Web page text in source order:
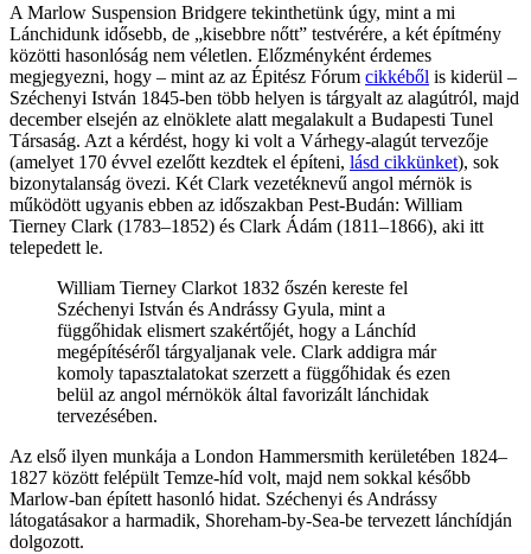
A Marlow Suspension Bridgere tekinthetünk úgy, mint a mi
Lánchidunk idősebb, de „kisebbre nőtt” testvérére, a két építmény
közötti hasonlóság nem véletlen. Előzményként érdemes
megjegyezni, hogy – mint az az Épitész Fórum cikkéből is kiderül –
Széchenyi István 1845-ben több helyen is tárgyalt az alagútról, majd
december elsején az elnöklete alatt megalakult a Budapesti Tunel
Társaság. Azt a kérdést, hogy ki volt a Várhegy-alagút tervezője
(amelyet 170 évvel ezelőtt kezdtek el építeni, lásd cikkünket), sok
bizonytalanság övezi. Két Clark vezetéknevű angol mérnök is
működött ugyanis ebben az időszakban Pest-Budán: William
Tierney Clark (1783–1852) és Clark Ádám (1811–1866), aki itt
telepedett le.
William Tierney Clarkot 1832 őszén kereste fel
Széchenyi István és Andrássy Gyula, mint a
függőhidak elismert szakértőjét, hogy a Lánchíd
megépítéséről tárgyaljanak vele. Clark addigra már
komoly tapasztalatokat szerzett a függőhidak és ezen
belül az angol mérnökök által favorizált lánchidak
tervezésében.
Az első ilyen munkája a London Hammersmith kerületében 1824–
1827 között felépült Temze-híd volt, majd nem sokkal később
Marlow-ban épített hasonló hidat. Széchenyi és Andrássy
látogatásakor a harmadik, Shoreham-by-Sea-be tervezett lánchídján
dolgozott.